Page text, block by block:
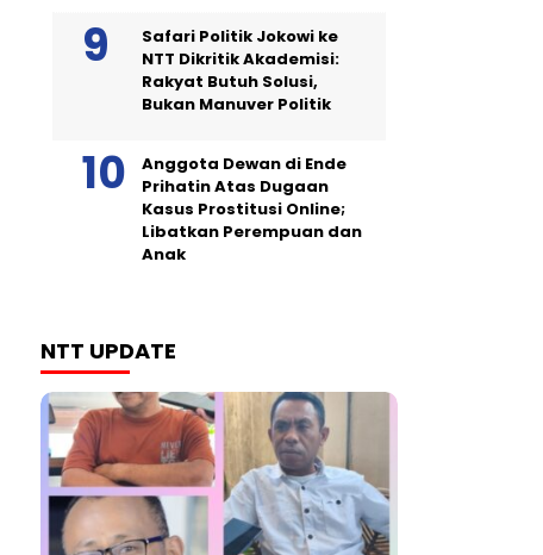
Safari Politik Jokowi ke
NTT Dikritik Akademisi:
Rakyat Butuh Solusi,
Bukan Manuver Politik
Anggota Dewan di Ende
Prihatin Atas Dugaan
Kasus Prostitusi Online;
Libatkan Perempuan dan
Anak
NTT UPDATE